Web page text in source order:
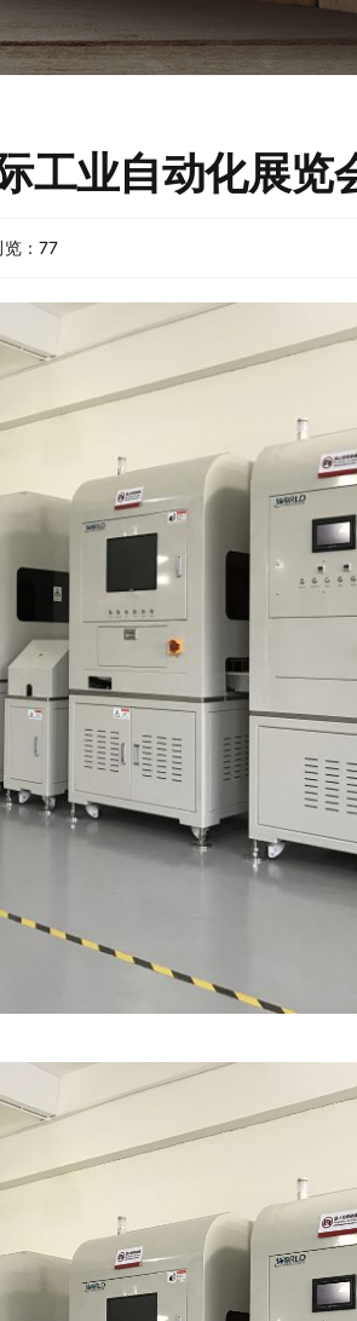
工业自动化展览
览：77